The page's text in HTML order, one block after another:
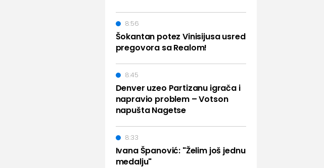
Šokantan potez Vinisijusa usred
pregovora sa Realom!
8:56
Denver uzeo Partizanu igrača i
napravio problem – Votson
napušta Nagetse
8:45
Ivana Španović: "Želim još jednu
medalju"
8:33